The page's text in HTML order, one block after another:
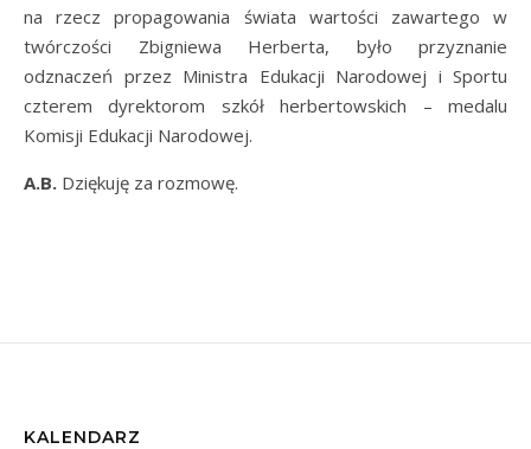
na rzecz propagowania świata wartości zawartego w
twórczości Zbigniewa Herberta, było przyznanie
odznaczeń przez Ministra Edukacji Narodowej i Sportu
czterem dyrektorom szkół herbertowskich – medalu
Komisji Edukacji Narodowej.
A.B. Dziękuję za rozmowę.
KALENDARZ